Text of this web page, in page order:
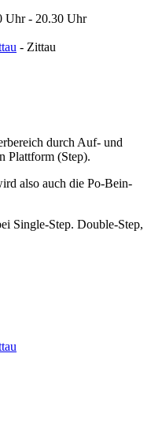
Uhr - 20.30 Uhr
- Zittau
durch Auf- und
Plattform (Step).
also auch die Po-Bein-
Single-Step. Double-Step,